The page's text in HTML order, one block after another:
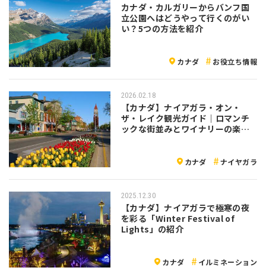
カナダ・カルガリーからバンフ国
立公園へはどうやって行くのがい
い？5つの方法を紹介
カナダ お役立ち情報
2026.02.18
【カナダ】ナイアガラ・オン・
ザ・レイク観光ガイド｜ロマンチ
ックな街並みとワイナリーの楽し
カナダ ナイヤガラ
2025.12.30
【カナダ】ナイアガラで極寒の夜
を彩る「Winter Festival of
Lights」の紹介
カナダ イルミネーション